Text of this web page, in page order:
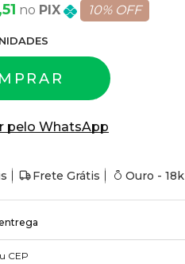
PIX 10% OFF
S
pelo WhatsApp
Frete Grátis Ouro - 18k